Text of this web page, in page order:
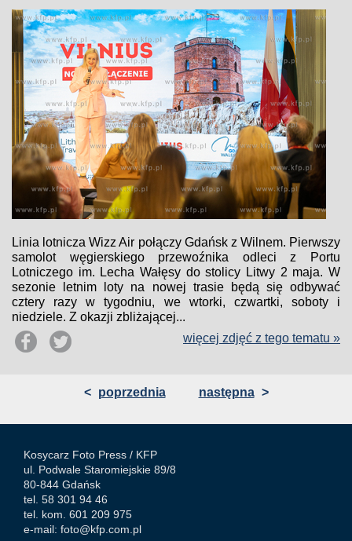
Linia lotnicza Wizz Air połączy Gdańsk z Wilnem. Pierwszy
samolot węgierskiego przewoźnika odleci z Portu
Lotniczego im. Lecha Wałęsy do stolicy Litwy 2 maja. W
sezonie letnim loty na nowej trasie będą się odbywać
cztery razy w tygodniu, we wtorki, czwartki, soboty i
niedziele. Z okazji zbliżającej...
więcej zdjęć z tego tematu »
< poprzednia następna >
Kosycarz Foto Press / KFP
ul. Podwale Staromiejskie 89/8
80-844 Gdańsk
tel. 58 301 94 46
tel. kom. 601 209 975
e-mail: foto@kfp.com.pl